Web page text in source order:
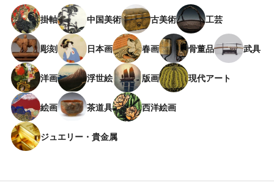
掛軸 中国美術 古美術 工芸
彫刻 日本画 春画 骨董品 武具
洋画 浮世絵 版画 現代アート
絵画 茶道具 西洋絵画
ジュエリー・貴金属